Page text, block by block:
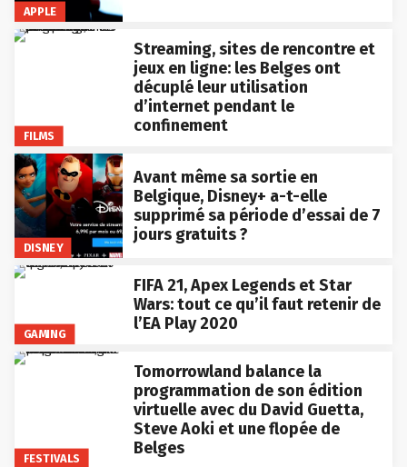
APPLE
FILMS
Streaming, sites de rencontre et
jeux en ligne: les Belges ont
décuplé leur utilisation
d’internet pendant le
confinement
DISNEY
Avant même sa sortie en
Belgique, Disney+ a-t-elle
supprimé sa période d’essai de 7
jours gratuits ?
GAMING
FIFA 21, Apex Legends et Star
Wars: tout ce qu’il faut retenir de
l’EA Play 2020
FESTIVALS
Tomorrowland balance la
programmation de son édition
virtuelle avec du David Guetta,
Steve Aoki et une flopée de
Belges